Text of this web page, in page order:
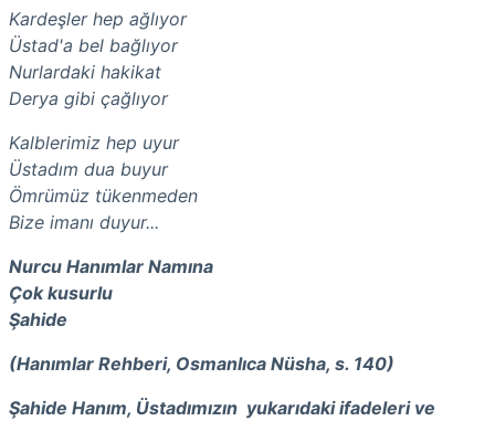
Kardeşler hep ağlıyor
Üstad'a bel bağlıyor
Nurlardaki hakikat
Derya gibi çağlıyor
Kalblerimiz hep uyur
Üstadım dua buyur
Ömrümüz tükenmeden
Bize imanı duyur...
Nurcu Hanımlar Namına
Çok kusurlu
Şahide
(Hanımlar Rehberi, Osmanlıca Nüsha, s. 140)
Şahide Hanım, Üstadımızın yukarıdaki ifadeleri ve